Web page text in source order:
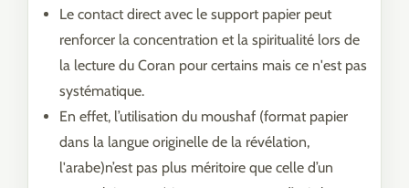
Le contact direct avec le support papier peut
renforcer la concentration et la spiritualité lors de
la lecture du Coran pour certains mais ce n'est pas
systématique.
En effet, l’utilisation du moushaf (format papier
dans la langue originelle de la révélation,
l'arabe)n’est pas plus méritoire que celle d’un